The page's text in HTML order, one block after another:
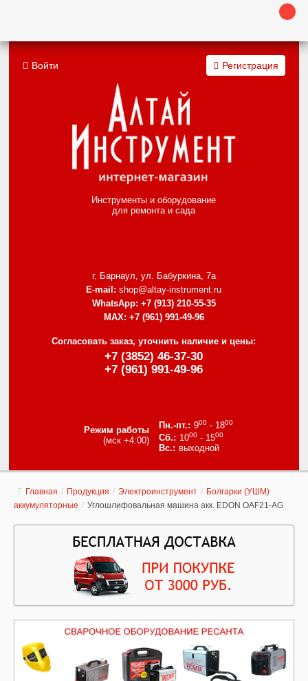
Инструменты и оборудование
для ремонта и сада
г. Барнаул, ул. Бабуркина, 7а
E-mail: shop@altay-instrument.ru
WhatsApp: +7 (913) 210-55-35
MAX: +7 (961) 991-49-96
Согласовать заказ, уточнить наличие и цены:
+7 (3852) 46-37-30
+7 (961) 991-49-96
Режим работы
(мск +4:00)
900- 1800
1000- 1500
выходной
Войти Регистрация
Главная / Продукция / Электроинструмент / Болгарки (УШМ)
аккумуляторные / Углошлифовальная машина акк. EDON OAF21-AG